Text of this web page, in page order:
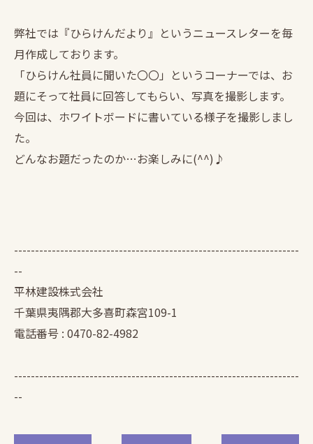
弊社では『ひらけんだより』というニュースレターを毎
月作成しております。
「ひらけん社員に聞いた〇〇」というコーナーでは、お
題にそって社員に回答してもらい、写真を撮影します。
今回は、ホワイトボードに書いている様子を撮影しまし
た。
どんなお題だったのか…お楽しみに(^^)♪
--------------------------------------------------------------------
--
平林建設株式会社
千葉県夷隅郡大多喜町森宮109-1
電話番号 : 0470-82-4982
--------------------------------------------------------------------
--